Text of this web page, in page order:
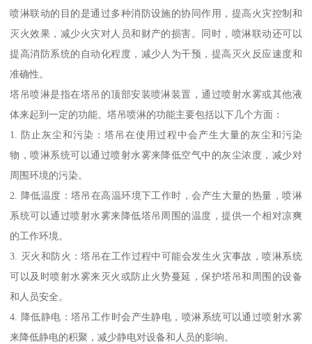
喷淋联动的目的是通过多种消防设施的协同作用，提高火灾控制和
灭火效果，减少火灾对人员和财产的损害。同时，喷淋联动还可以
提高消防系统的自动化程度，减少人为干预，提高灭火反应速度和
准确性。
塔吊喷淋是指在塔吊的顶部安装喷淋装置，通过喷射水雾或其他液
体来起到一定的功能。塔吊喷淋的功能主要包括以下几个方面：
1. 防止灰尘和污染：塔吊在使用过程中会产生大量的灰尘和污染
物，喷淋系统可以通过喷射水雾来降低空气中的灰尘浓度，减少对
周围环境的污染。
2. 降低温度：塔吊在高温环境下工作时，会产生大量的热量，喷淋
系统可以通过喷射水雾来降低塔吊周围的温度，提供一个相对凉爽
的工作环境。
3. 灭火和防火：塔吊在工作过程中可能会发生火灾事故，喷淋系统
可以及时喷射水雾来灭火或防止火势蔓延，保护塔吊和周围的设备
和人员安全。
4. 降低静电：塔吊工作时会产生静电，喷淋系统可以通过喷射水雾
来降低静电的积聚，减少静电对设备和人员的影响。